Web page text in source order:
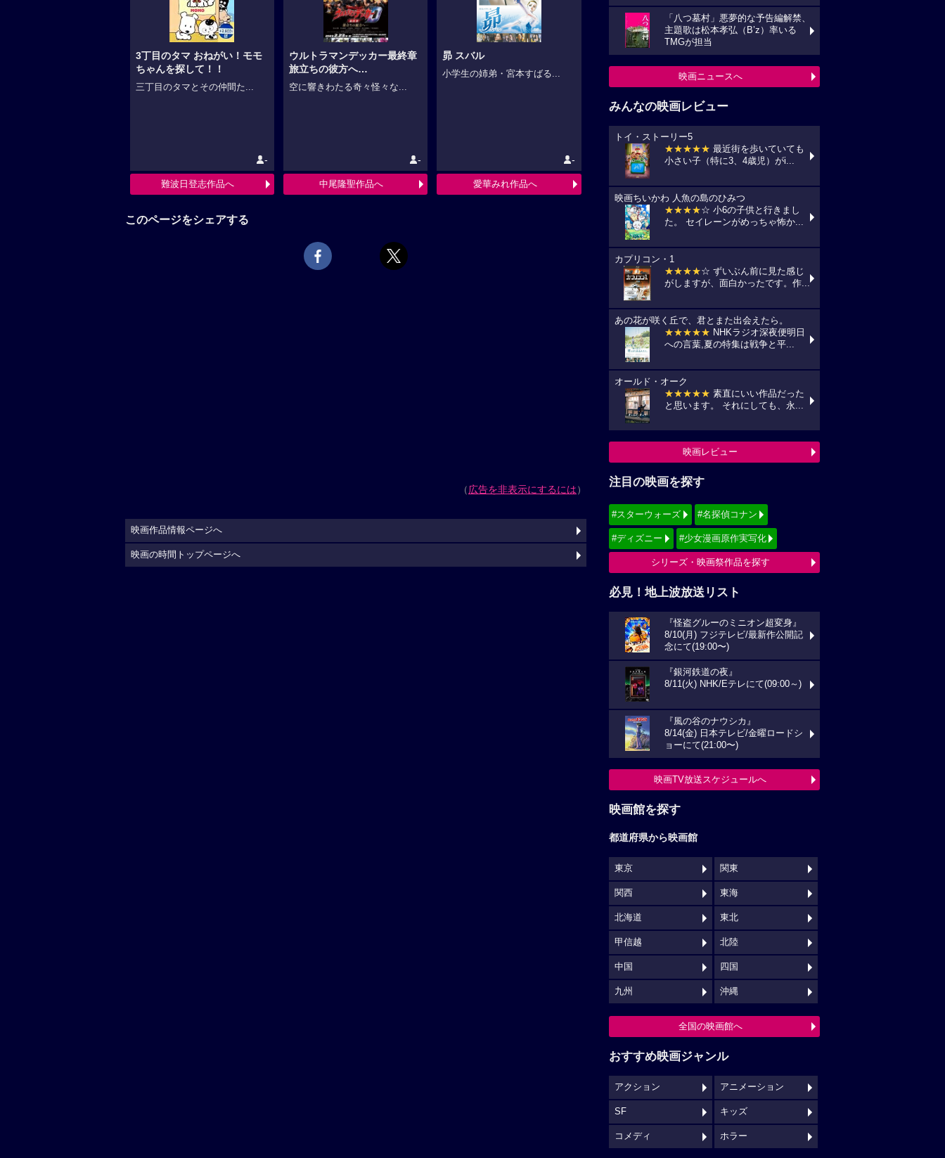
3丁目のタマ おねがい！モモ
ちゃんを探して！！
三丁目のタマとその仲間た...
-
難波日登志作品へ
ウルトラマンデッカー最終章
旅立ちの彼方へ…
空に響きわたる奇々怪々な...
-
中尾隆聖作品へ
昴 スバル
小学生の姉弟・宮本すばる...
-
愛華みれ作品へ
このページをシェアする
（広告を非表示にするには）
「八つ墓村」悪夢的な予告編解禁、
主題歌は松本孝弘（B’z）率いる
TMGが担当
映画ニュースへ
みんなの映画レビュー
トイ・ストーリー5
★★★★★ 最近街を歩いていても
小さい子（特に3、4歳児）がi...
映画ちいかわ 人魚の島のひみつ
★★★★☆ 小6の子供と行きまし
た。 セイレーンがめっちゃ怖か...
カプリコン・1
★★★★☆ ずいぶん前に見た感じ
がしますが、面白かったです。作...
あの花が咲く丘で、君とまた出会えたら。
★★★★★ NHKラジオ深夜便明日
への言葉,夏の特集は戦争と平...
オールド・オーク
★★★★★ 素直にいい作品だった
と思います。 それにしても、永...
映画レビュー
注目の映画を探す
#スターウォーズ #名探偵コナン
#ディズニー #少女漫画原作実写化
シリーズ・映画祭作品を探す
必見！地上波放送リスト
『怪盗グルーのミニオン超変身』
8/10(月) フジテレビ/最新作公開記
念にて(19:00〜)
『銀河鉄道の夜』
8/11(火) NHK/Eテレにて(09:00～)
『風の谷のナウシカ』
8/14(金) 日本テレビ/金曜ロードシ
ョーにて(21:00〜)
映画TV放送スケジュールへ
映画館を探す
都道府県から映画館
東京 関東
関西 東海
北海道 東北
甲信越 北陸
中国 四国
九州 沖縄
全国の映画館へ
おすすめ映画ジャンル
アクション アニメーション
SF キッズ
コメディ ホラー
映画作品情報ページへ
映画の時間トップページへ